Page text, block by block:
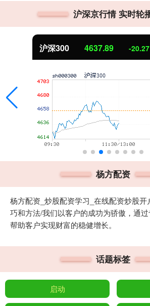
沪深京行情 实时轮
沪深300 4637.89 -20.27
杨方配资
杨方配资_炒股配资学习_在线配资炒股开
巧和方法/我们以客户的成功为骄傲，通过
帮助客户实现财富的稳健增长。
话题标签
启动